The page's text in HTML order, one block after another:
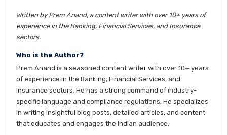
Written by Prem Anand, a content writer with over 10+ years of
experience in the Banking, Financial Services, and Insurance
sectors.
Who is the Author?
Prem Anand is a seasoned content writer with over 10+ years
of experience in the Banking, Financial Services, and
Insurance sectors. He has a strong command of industry-
specific language and compliance regulations. He specializes
in writing insightful blog posts, detailed articles, and content
that educates and engages the Indian audience.